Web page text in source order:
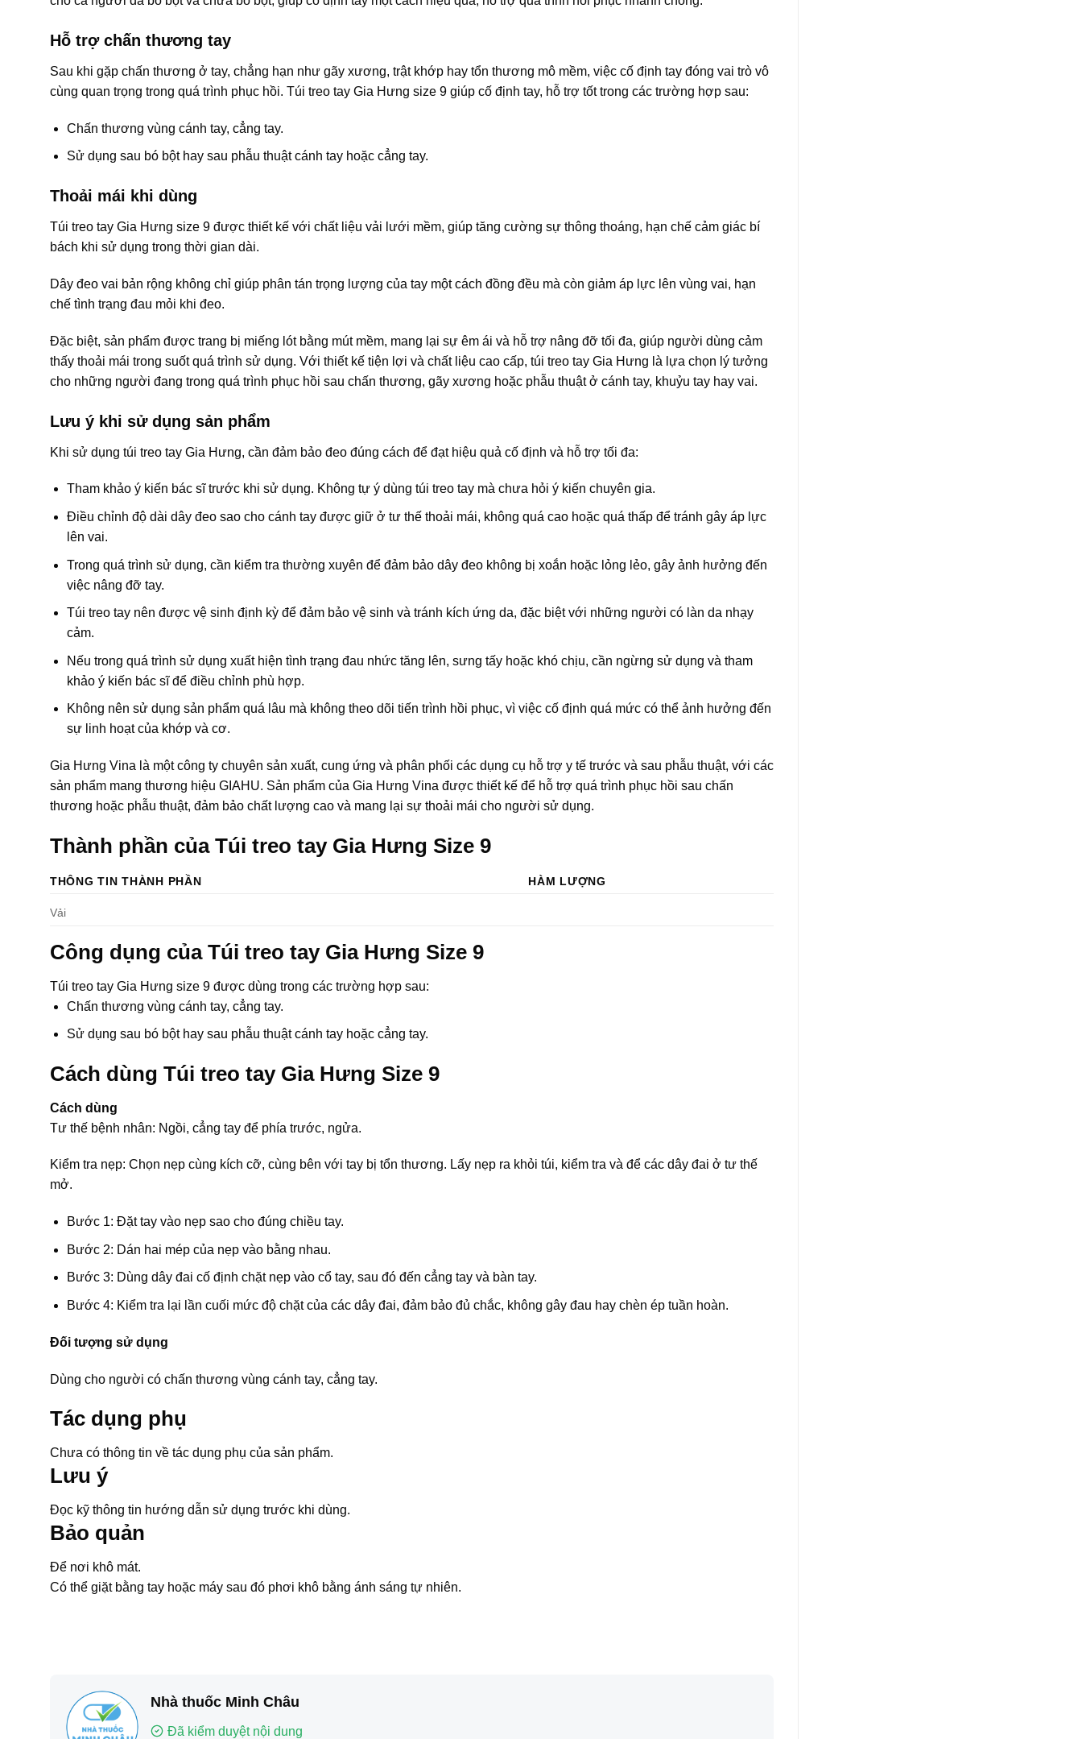
Hỗ trợ chấn thương tay
Sau khi gặp chấn thương ở tay, chẳng hạn như gãy xương, trật khớp hay tổn thương mô mềm, việc cố định tay đóng vai trò vô
cùng quan trọng trong quá trình phục hồi. Túi treo tay Gia Hưng size 9 giúp cố định tay, hỗ trợ tốt trong các trường hợp sau:
Chấn thương vùng cánh tay, cẳng tay.
Sử dụng sau bó bột hay sau phẫu thuật cánh tay hoặc cẳng tay.
Thoải mái khi dùng
Túi treo tay Gia Hưng size 9 được thiết kế với chất liệu vải lưới mềm, giúp tăng cường sự thông thoáng, hạn chế cảm giác bí
bách khi sử dụng trong thời gian dài.
Dây đeo vai bản rộng không chỉ giúp phân tán trọng lượng của tay một cách đồng đều mà còn giảm áp lực lên vùng vai, hạn
chế tình trạng đau mỏi khi đeo.
Đặc biệt, sản phẩm được trang bị miếng lót bằng mút mềm, mang lại sự êm ái và hỗ trợ nâng đỡ tối đa, giúp người dùng cảm
thấy thoải mái trong suốt quá trình sử dụng. Với thiết kế tiện lợi và chất liệu cao cấp, túi treo tay Gia Hưng là lựa chọn lý tưởng
cho những người đang trong quá trình phục hồi sau chấn thương, gãy xương hoặc phẫu thuật ở cánh tay, khuỷu tay hay vai.
Lưu ý khi sử dụng sản phẩm
Khi sử dụng túi treo tay Gia Hưng, cần đảm bảo đeo đúng cách để đạt hiệu quả cố định và hỗ trợ tối đa:
Tham khảo ý kiến bác sĩ trước khi sử dụng. Không tự ý dùng túi treo tay mà chưa hỏi ý kiến chuyên gia.
Điều chỉnh độ dài dây đeo sao cho cánh tay được giữ ở tư thế thoải mái, không quá cao hoặc quá thấp để tránh gây áp lực
lên vai.
Trong quá trình sử dụng, cần kiểm tra thường xuyên để đảm bảo dây đeo không bị xoắn hoặc lỏng lẻo, gây ảnh hưởng đến
việc nâng đỡ tay.
Túi treo tay nên được vệ sinh định kỳ để đảm bảo vệ sinh và tránh kích ứng da, đặc biệt với những người có làn da nhạy
cảm.
Nếu trong quá trình sử dụng xuất hiện tình trạng đau nhức tăng lên, sưng tấy hoặc khó chịu, cần ngừng sử dụng và tham
khảo ý kiến bác sĩ để điều chỉnh phù hợp.
Không nên sử dụng sản phẩm quá lâu mà không theo dõi tiến trình hồi phục, vì việc cố định quá mức có thể ảnh hưởng đến
sự linh hoạt của khớp và cơ.
Gia Hưng Vina là một công ty chuyên sản xuất, cung ứng và phân phối các dụng cụ hỗ trợ y tế trước và sau phẫu thuật, với các
sản phẩm mang thương hiệu GIAHU. Sản phẩm của Gia Hưng Vina được thiết kế để hỗ trợ quá trình phục hồi sau chấn
thương hoặc phẫu thuật, đảm bảo chất lượng cao và mang lại sự thoải mái cho người sử dụng.
Thành phần của Túi treo tay Gia Hưng Size 9
THÔNG TIN THÀNH PHẦN HÀM LƯỢNG
Vải
Công dụng của Túi treo tay Gia Hưng Size 9
Túi treo tay Gia Hưng size 9 được dùng trong các trường hợp sau:
Chấn thương vùng cánh tay, cẳng tay.
Sử dụng sau bó bột hay sau phẫu thuật cánh tay hoặc cẳng tay.
Cách dùng Túi treo tay Gia Hưng Size 9
Cách dùng
Tư thế bệnh nhân: Ngồi, cẳng tay để phía trước, ngửa.
Kiểm tra nẹp: Chọn nẹp cùng kích cỡ, cùng bên với tay bị tổn thương. Lấy nẹp ra khỏi túi, kiểm tra và để các dây đai ở tư thế
mở.
Bước 1: Đặt tay vào nẹp sao cho đúng chiều tay.
Bước 2: Dán hai mép của nẹp vào bằng nhau.
Bước 3: Dùng dây đai cố định chặt nẹp vào cổ tay, sau đó đến cẳng tay và bàn tay.
Bước 4: Kiểm tra lại lần cuối mức độ chặt của các dây đai, đảm bảo đủ chắc, không gây đau hay chèn ép tuần hoàn.
Đối tượng sử dụng
Dùng cho người có chấn thương vùng cánh tay, cẳng tay.
Tác dụng phụ
Chưa có thông tin về tác dụng phụ của sản phẩm.
Lưu ý
Đọc kỹ thông tin hướng dẫn sử dụng trước khi dùng.
Bảo quản
Để nơi khô mát.
Có thể giặt bằng tay hoặc máy sau đó phơi khô bằng ánh sáng tự nhiên.
Nhà thuốc Minh Châu
Đã kiểm duyệt nội dung